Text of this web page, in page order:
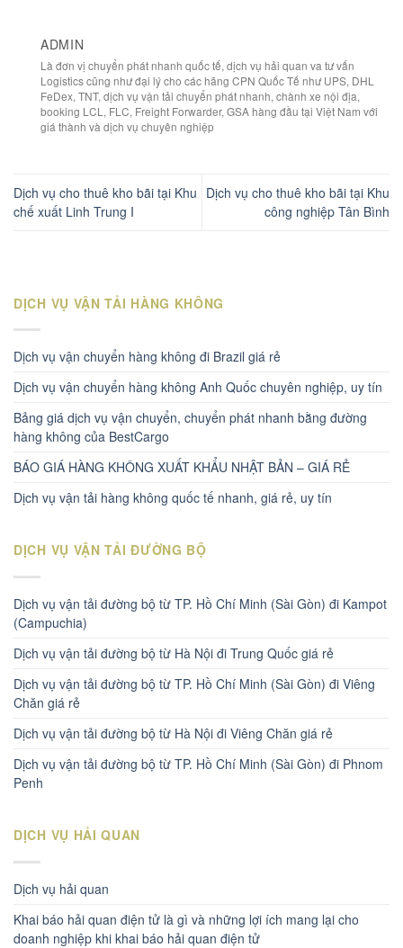
ADMIN
Là đơn vị chuyển phát nhanh quốc tế, dịch vụ hải quan va tư vấn
Logistics cũng như đại lý cho các hãng CPN Quốc Tế như UPS, DHL
FeDex, TNT, dịch vụ vận tải chuyển phát nhanh, chành xe nội địa,
booking LCL, FLC, Freight Forwarder, GSA hàng đầu tại Việt Nam với
giá thành và dịch vụ chuyên nghiệp
Dịch vụ cho thuê kho bãi tại Khu
chế xuất Linh Trung I
Dịch vụ cho thuê kho bãi tại Khu
công nghiệp Tân Bình
DỊCH VỤ VẬN TẢI HÀNG KHÔNG
Dịch vụ vận chuyển hàng không đi Brazil giá rẻ
Dịch vụ vận chuyển hàng không Anh Quốc chuyên nghiệp, uy tín
Bảng giá dịch vụ vận chuyển, chuyển phát nhanh bằng đường
hàng không của BestCargo
BÁO GIÁ HÀNG KHÔNG XUẤT KHẨU NHẬT BẢN – GIÁ RẺ
Dịch vụ vận tải hàng không quốc tế nhanh, giá rẻ, uy tín
DỊCH VỤ VẬN TẢI ĐƯỜNG BỘ
Dịch vụ vận tải đường bộ từ TP. Hồ Chí Minh (Sài Gòn) đi Kampot
(Campuchia)
Dịch vụ vận tải đường bộ từ Hà Nội đi Trung Quốc giá rẻ
Dịch vụ vận tải đường bộ từ TP. Hồ Chí Minh (Sài Gòn) đi Viêng
Chăn giá rẻ
Dịch vụ vận tải đường bộ từ Hà Nội đi Viêng Chăn giá rẻ
Dịch vụ vận tải đường bộ từ TP. Hồ Chí Minh (Sài Gòn) đi Phnom
Penh
DỊCH VỤ HẢI QUAN
Dịch vụ hải quan
Khai báo hải quan điện tử là gì và những lợi ích mang lại cho
doanh nghiệp khi khai báo hải quan điện tử